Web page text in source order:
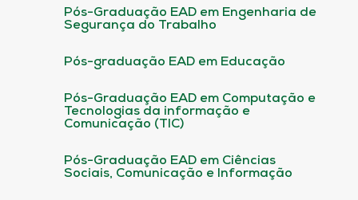
Pós-Graduação EAD em Engenharia de
Segurança do Trabalho
Pós-graduação EAD em Educação
Pós-Graduação EAD em Computação e
Tecnologias da informação e
Comunicação (TIC)
Pós-Graduação EAD em Ciências
Sociais, Comunicação e Informação